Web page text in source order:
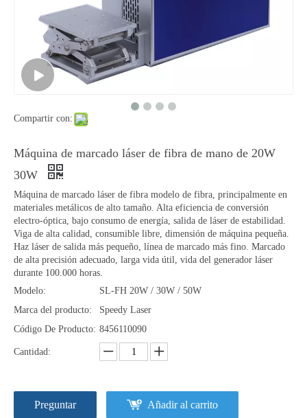
Máquina de marcado láser UV con cámara CCD
Compartir con:
Máquina de marcado láser de fibra de mano de 20W
30W
Máquina de marcado láser de fibra modelo de fibra, principalmente en
materiales metálicos de alto tamaño. Alta eficiencia de conversión
electro-óptica, bajo consumo de energía, salida de láser de estabilidad.
Viga de alta calidad, consumible libre, dimensión de máquina pequeña.
Haz láser de salida más pequeño, línea de marcado más fino. Marcado
de alta precisión adecuado, larga vida útil, vida del generador láser
durante 100.000 horas.
Modelo:
SL-FH 20W / 30W / 50W
Marca del producto:
Speedy Laser
Código De Producto: 8456110090
Cantidad:
Preguntar Añadir al carrito